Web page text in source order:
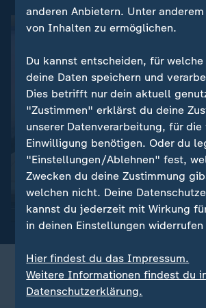
Nachrichten | ZDF-Morgenmagazin
Stöwe: So wird das Wetter
heute
Video3:59
anderen Anbietern. Unter
von Inhalten zu ermöglichen.
Du kannst entscheiden, für
deine Daten speichern und
Dies betrifft nur dein aktuell
"Zustimmen" erklärst du deine
unserer Datenverarbeitung, für die
Einwilligung benötigen. Oder du
"Einstellungen/Ablehnen" fest,
Zwecken du deine Zustimmung
welchen nicht. Deine
kannst du jederzeit mit Wirkung
in deinen Einstellungen
Hier findest du das Impressum.
Weitere Informationen findest du
Datenschutzerklärung.